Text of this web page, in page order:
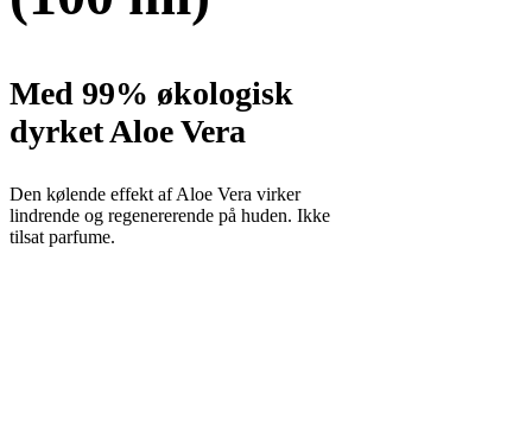
Med 99% økologisk
dyrket Aloe Vera
Den kølende effekt af Aloe Vera virker
lindrende og regenererende på huden. Ikke
tilsat parfume.